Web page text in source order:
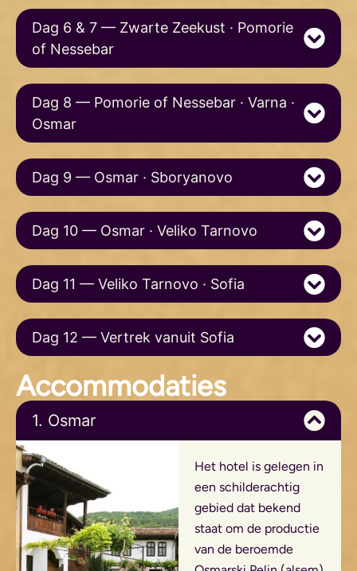
Dag 6 & 7 — Zwarte Zeekust · Pomorie
of Nessebar
Dag 8 — Pomorie of Nessebar · Varna ·
Osmar
Dag 9 — Osmar · Sboryanovo
Dag 10 — Osmar · Veliko Tarnovo
Dag 11 — Veliko Tarnovo · Sofia
Dag 12 — Vertrek vanuit Sofia
Accommodaties
1. Osmar
Het hotel is gelegen in
een schilderachtig
gebied dat bekend
staat om de productie
van de beroemde